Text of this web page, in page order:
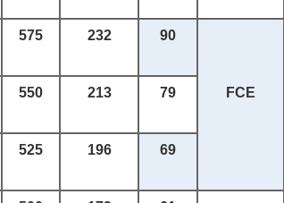
575 232 90
FCE
550 213 79
525 196 69